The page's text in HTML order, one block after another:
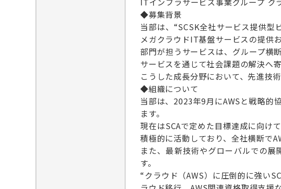
◆募集背景
当部は、“SCSK全社サービス提供
メガクラウドIT基盤サービスの提供
部門が担うサービスは、グループ横
サービスを通じて社会課題の解決へ
こうした成長分野において、先進技
◆組織について
当部は、2023年9月にAWSと戦略的
ます。
現在はSCAで定めた目標達成に向け
積極的に活動しており、全社横断で
また、最新技術やグローバルでの
す。
“クラウド（AWS）に圧倒的に強い